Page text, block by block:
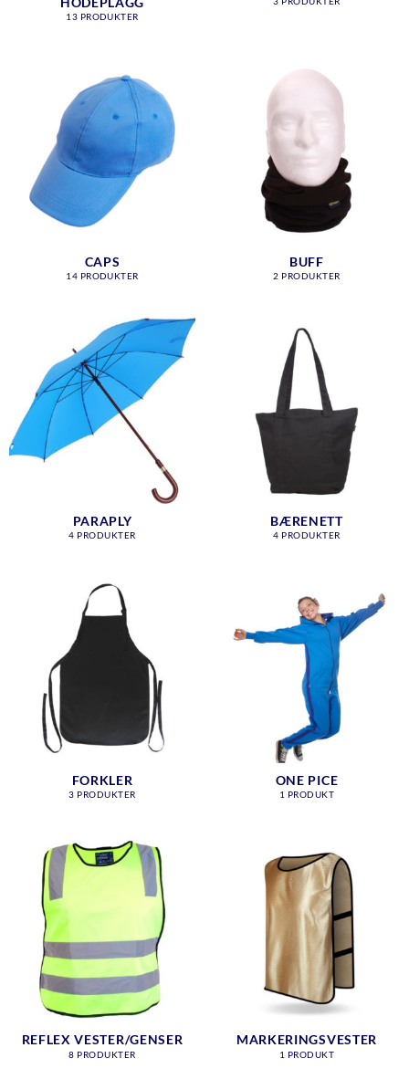
13 PRODUKTER
CAPS
14 PRODUKTER
BUFF
2 PRODUKTER
PARAPLY
4 PRODUKTER
BÆRENETT
4 PRODUKTER
FORKLER
3 PRODUKTER
ONE PICE
1 PRODUKT
REFLEX VESTER/GENSER
8 PRODUKTER
MARKERINGSVESTER
1 PRODUKT